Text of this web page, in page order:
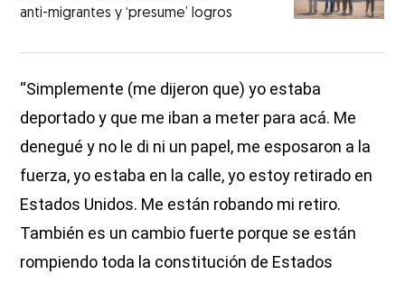
anti-migrantes y ‘presume’ logros
“Simplemente (me dijeron que) yo estaba
deportado y que me iban a meter para acá. Me
denegué y no le di ni un papel, me esposaron a la
fuerza, yo estaba en la calle, yo estoy retirado en
Estados Unidos. Me están robando mi retiro.
También es un cambio fuerte porque se están
rompiendo toda la constitución de Estados